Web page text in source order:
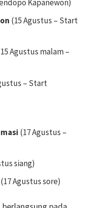
Kapanewon)
(15 Agustus – Start
Agustus malam –
– Start
(17 Agustus –
siang)
(17 Agustus sore)